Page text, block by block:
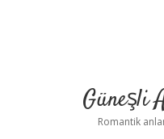
Güneşli
Romantik